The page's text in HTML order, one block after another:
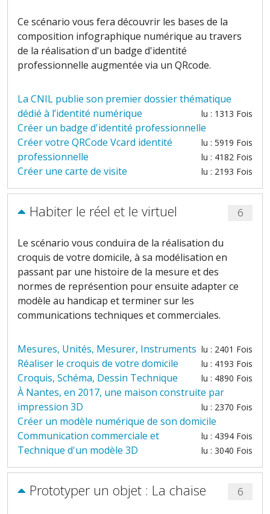
Ce scénario vous fera découvrir les bases de la
composition infographique numérique au travers
de la réalisation d'un badge d'identité
professionnelle augmentée via un QRcode.
La CNIL publie son premier dossier thématique
dédié à l’identité numérique
lu : 1313 Fois
Créer un badge d'identité professionnelle
lu : 5919 Fois
Créer votre QRCode Vcard identité
professionnelle
lu : 4182 Fois
Créer une carte de visite lu : 2193 Fois
Habiter le réel et le virtuel 6
Le scénario vous conduira de la réalisation du
croquis de votre domicile, à sa modélisation en
passant par une histoire de la mesure et des
normes de représention pour ensuite adapter ce
modèle au handicap et terminer sur les
communications techniques et commerciales.
Mesures, Unités, Mesurer, Instruments lu : 2401 Fois
Réaliser le croquis de votre domicile lu : 4193 Fois
Croquis, Schéma, Dessin Technique lu : 4890 Fois
À Nantes, en 2017, une maison construite par
impression 3D
lu : 2370 Fois
Créer un modèle numérique de son domicile
lu : 4394 Fois
Communication commerciale et
Technique d'un modèle 3D
lu : 3040 Fois
Prototyper un objet : La chaise 6